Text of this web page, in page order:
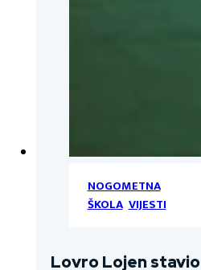
NOGOMETNA
ŠKOLA,VIJESTI
Lovro Lojen stavio